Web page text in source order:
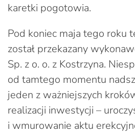
karetki pogotowia.
Pod koniec maja tego roku
został przekazany
Sp. z o. o. z Kostrzyna.
od tamtego momentu
jeden z ważniejszych
realizacji inwestycji –
i wmurowanie aktu